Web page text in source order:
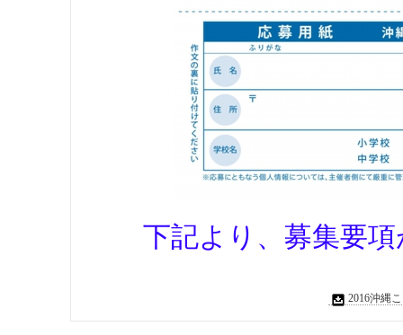
下記より、募集要
2016沖縄